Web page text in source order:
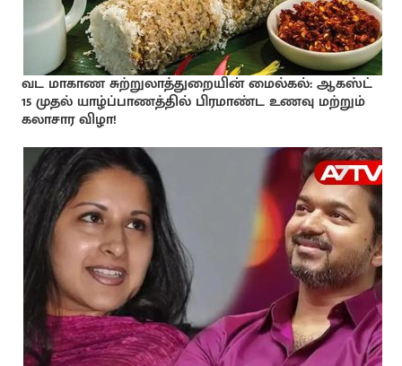
வட மாகாண சுற்றுலாத்துறையின் மைல்கல்: ஆகஸ்ட்
15 முதல் யாழ்ப்பாணத்தில் பிரமாண்ட உணவு மற்றும்
கலாசார விழா!